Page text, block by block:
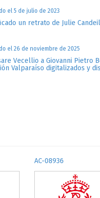
el 5 de julio de 2023
un retrato de Julie
el 26 de noviembre de 2025
Vecellio a Giovanni Pietro
Valparaíso digitalizados y
AC-08936